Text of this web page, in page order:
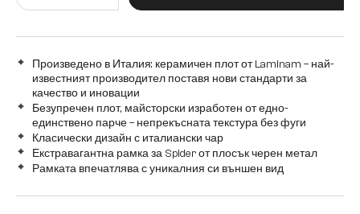
Произведено в Италия: керамичен плот от Laminam – най-
известният производител поставя нови стандарти за
качество и иновации
Безупречен плот, майсторски изработен от едно-
единствено парче – непрекъсната текстура без фуги
Класически дизайн с италиански чар
Екстравагантна рамка за Spider от плосък черен метал
Рамката впечатлява с уникалния си външен вид